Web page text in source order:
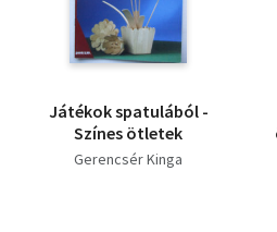
Játékok spatulából -
Színes ötletek
Gerencsér Kinga